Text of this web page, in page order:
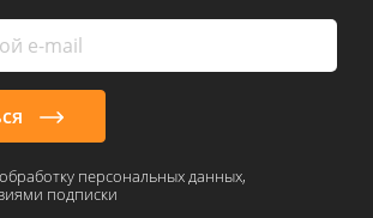
персональных данных,
подписки